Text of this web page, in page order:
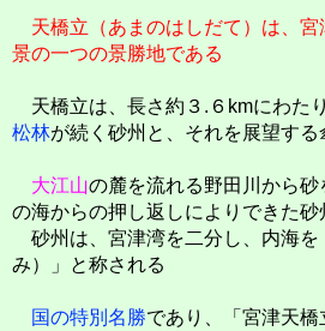
天橋立（あまのはしだて）は、
景の一つの景勝地である
天橋立は、長さ約３.６kmにわた
松林が続く砂州と、それを展望す
大江山の麓を流れる野田川から
の海からの押し返しによりできた砂
砂州は、宮津湾を二分し、内海を
み）」と称される
国の特別名勝であり、「宮津天橋